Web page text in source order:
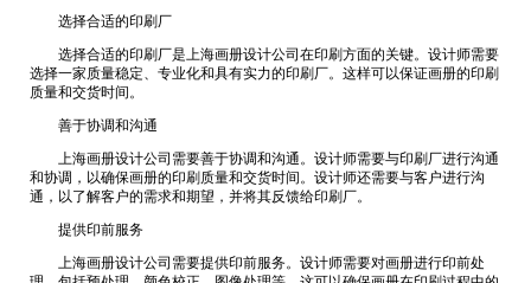
选择合适的印刷厂
选择合适的印刷厂是上海画册设计公司在印刷方面的关键。设计师需要
选择一家质量稳定、专业化和具有实力的印刷厂。这样可以保证画册的印刷
质量和交货时间。
善于协调和沟通
上海画册设计公司需要善于协调和沟通。设计师需要与印刷厂进行沟通
和协调，以确保画册的印刷质量和交货时间。设计师还需要与客户进行沟
通，以了解客户的需求和期望，并将其反馈给印刷厂。
提供印前服务
上海画册设计公司需要提供印前服务。设计师需要对画册进行印前处